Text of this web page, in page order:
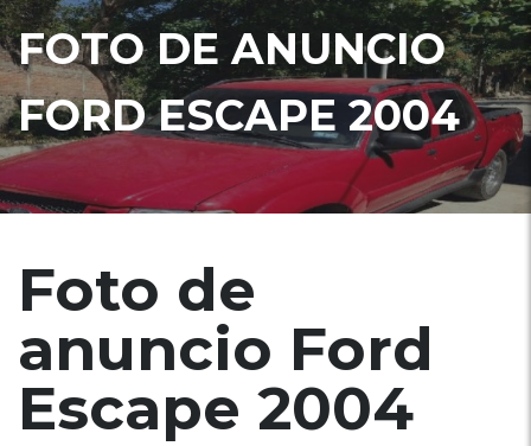
FOTO DE ANUNCIO
FORD ESCAPE 2004
Foto de
anuncio Ford
Escape 2004